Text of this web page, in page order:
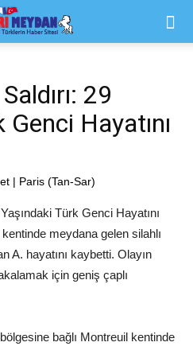
29
Hayatını
| Paris (Tan-Sar)
Türk Genci Hayatını
meydana gelen silahlı
A. hayatını kaybetti. Olayın
için geniş çaplı
bağlı Montreuil kentinde